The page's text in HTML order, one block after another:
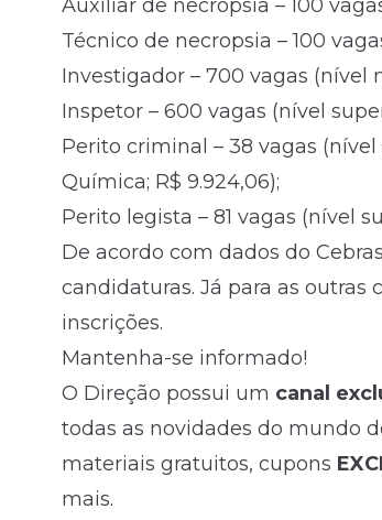
Auxiliar de necropsia – 100
Técnico de necropsia – 100
Investigador – 700 vagas (nível
Inspetor – 600 vagas (nível
Perito criminal – 38 vagas
Química; R$ 9.924,06);
Perito legista – 81 vagas (nível
De acordo com dados do
candidaturas. Já para as outras
inscrições.
Mantenha-se informado!
O Direção possui um canal
todas as novidades do mundo
materiais gratuitos, cupons
mais.